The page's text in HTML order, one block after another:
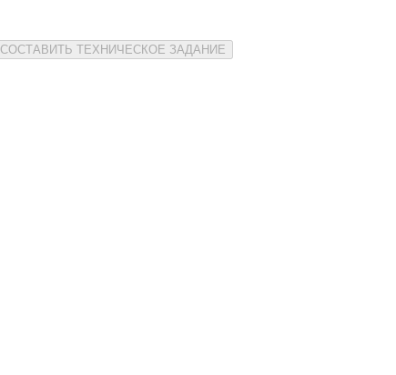
СОСТАВИТЬ ТЕХНИЧЕСКОЕ ЗАДАНИЕ